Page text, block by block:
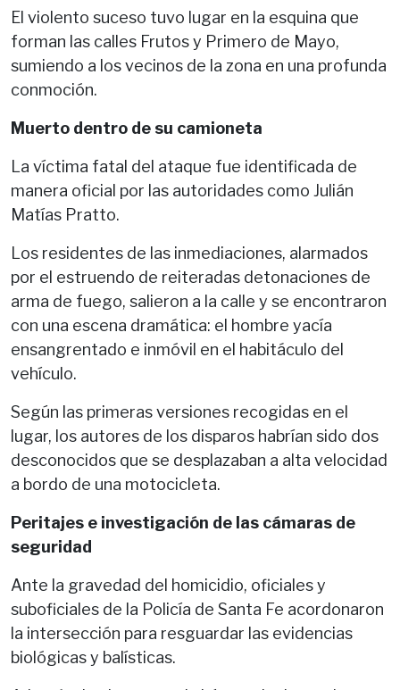
El violento suceso tuvo lugar en la esquina que
forman las calles Frutos y Primero de Mayo,
sumiendo a los vecinos de la zona en una profunda
conmoción.
Muerto dentro de su camioneta
La víctima fatal del ataque fue identificada de
manera oficial por las autoridades como Julián
Matías Pratto.
Los residentes de las inmediaciones, alarmados
por el estruendo de reiteradas detonaciones de
arma de fuego, salieron a la calle y se encontraron
con una escena dramática: el hombre yacía
ensangrentado e inmóvil en el habitáculo del
vehículo.
Según las primeras versiones recogidas en el
lugar, los autores de los disparos habrían sido dos
desconocidos que se desplazaban a alta velocidad
a bordo de una motocicleta.
Peritajes e investigación de las cámaras de
seguridad
Ante la gravedad del homicidio, oficiales y
suboficiales de la Policía de Santa Fe acordonaron
la intersección para resguardar las evidencias
biológicas y balísticas.